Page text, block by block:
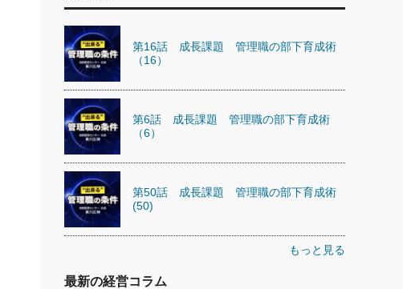
第16話 成長課題 管理職の部下育成術
（16）
第6話 成長課題 管理職の部下育成術
（6）
第50話 成長課題 管理職の部下育成術
(50)
もっと見る
最新の経営コラム